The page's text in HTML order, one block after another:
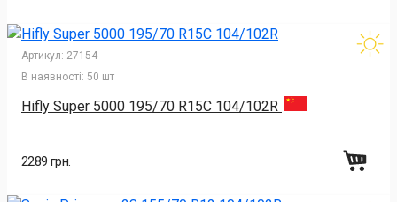
Артикул: 27154
В наявності: 50 шт
Hifly Super 5000 195/70 R15C 104/102R
2289 грн.